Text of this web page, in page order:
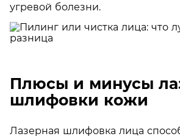
угревой болезни.
Плюсы и минусы
шлифовки кожи
Лазерная шлифовка лица